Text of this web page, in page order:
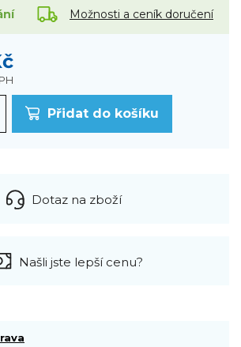
Možnosti a ceník doručení
Přidat do košíku
Dotaz na zboží
Našli jste lepší cenu?